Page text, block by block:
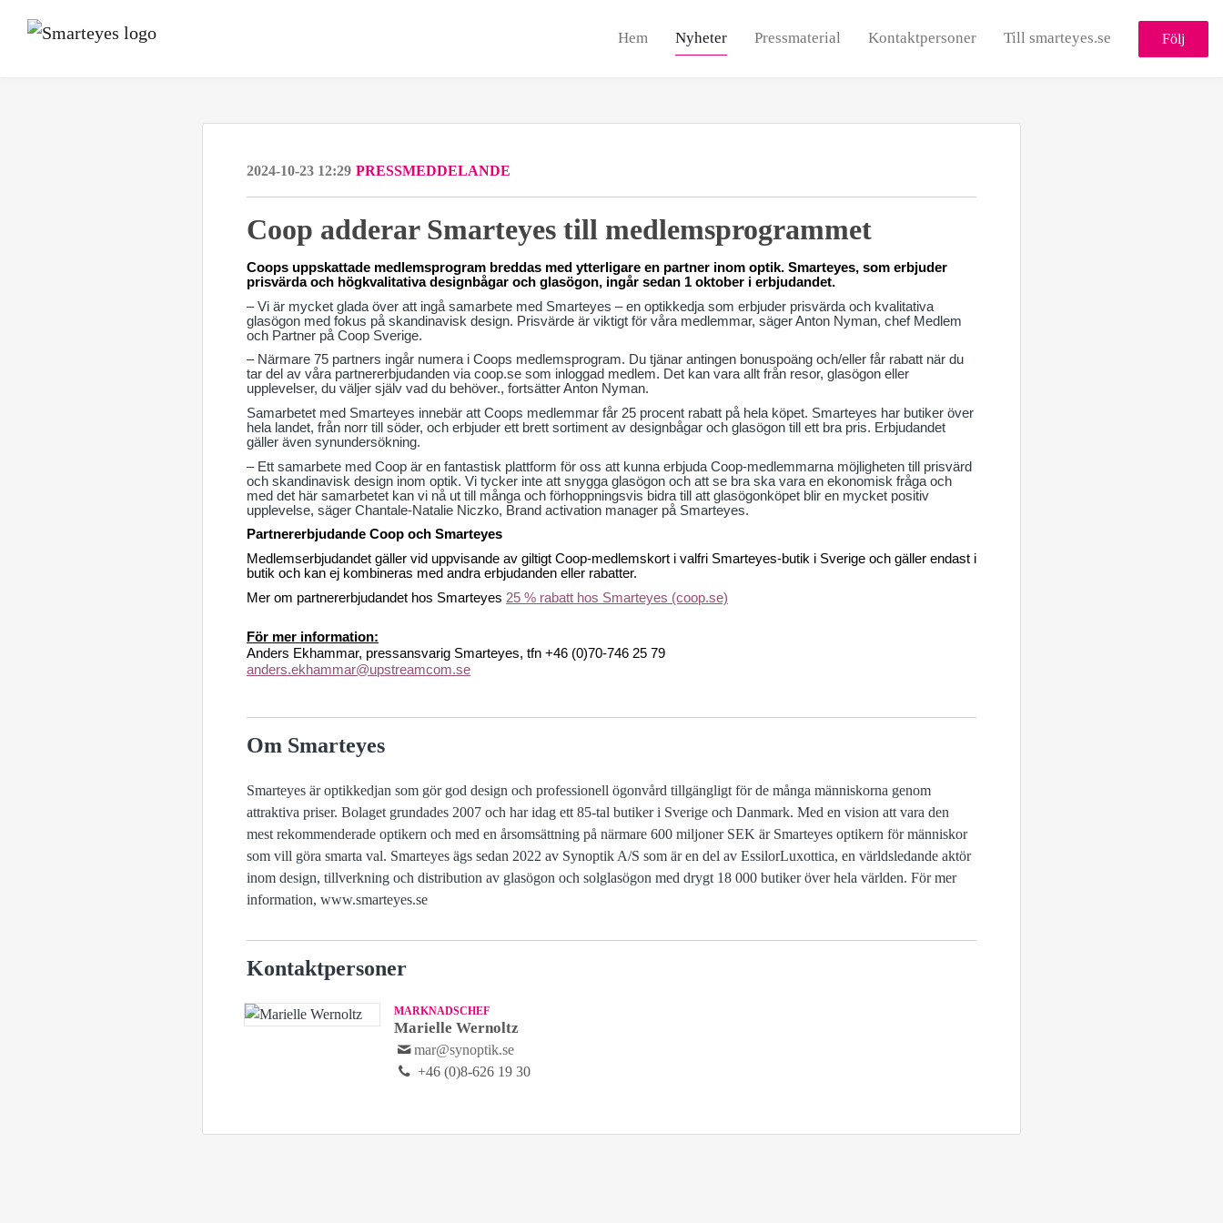
Hem Nyheter Pressmaterial Kontaktpersoner Till smarteyes.se Följ
2024-10-23 12:29 PRESSMEDDELANDE
Coop adderar Smarteyes till medlemsprogrammet
Coops uppskattade medlemsprogram breddas med ytterligare en partner inom optik. Smarteyes, som erbjuder
prisvärda och högkvalitativa designbågar och glasögon, ingår sedan 1 oktober i erbjudandet.
– Vi är mycket glada över att ingå samarbete med Smarteyes – en optikkedja som erbjuder prisvärda och kvalitativa
glasögon med fokus på skandinavisk design. Prisvärde är viktigt för våra medlemmar, säger Anton Nyman, chef Medlem
och Partner på Coop Sverige.
– Närmare 75 partners ingår numera i Coops medlemsprogram. Du tjänar antingen bonuspoäng och/eller får rabatt när du
tar del av våra partnererbjudanden via coop.se som inloggad medlem. Det kan vara allt från resor, glasögon eller
upplevelser, du väljer själv vad du behöver., fortsätter Anton Nyman.
Samarbetet med Smarteyes innebär att Coops medlemmar får 25 procent rabatt på hela köpet. Smarteyes har butiker över
hela landet, från norr till söder, och erbjuder ett brett sortiment av designbågar och glasögon till ett bra pris. Erbjudandet
gäller även synundersökning.
– Ett samarbete med Coop är en fantastisk plattform för oss att kunna erbjuda Coop-medlemmarna möjligheten till prisvärd
och skandinavisk design inom optik. Vi tycker inte att snygga glasögon och att se bra ska vara en ekonomisk fråga och
med det här samarbetet kan vi nå ut till många och förhoppningsvis bidra till att glasögonköpet blir en mycket positiv
upplevelse, säger Chantale-Natalie Niczko, Brand activation manager på Smarteyes.
Partnererbjudande Coop och Smarteyes
Medlemserbjudandet gäller vid uppvisande av giltigt Coop-medlemskort i valfri Smarteyes-butik i Sverige och gäller endast i
butik och kan ej kombineras med andra erbjudanden eller rabatter.
Mer om partnererbjudandet hos Smarteyes 25 % rabatt hos Smarteyes (coop.se)
För mer information:
Anders Ekhammar, pressansvarig Smarteyes, tfn +46 (0)70-746 25 79
anders.ekhammar@upstreamcom.se
Om Smarteyes
Smarteyes är optikkedjan som gör god design och professionell ögonvård tillgängligt för de många människorna genom
attraktiva priser. Bolaget grundades 2007 och har idag ett 85-tal butiker i Sverige och Danmark. Med en vision att vara den
mest rekommenderade optikern och med en årsomsättning på närmare 600 miljoner SEK är Smarteyes optikern för människor
som vill göra smarta val. Smarteyes ägs sedan 2022 av Synoptik A/S som är en del av EssilorLuxottica, en världsledande aktör
inom design, tillverkning och distribution av glasögon och solglasögon med drygt 18 000 butiker över hela världen. För mer
information, www.smarteyes.se
Kontaktpersoner
MARKNADSCHEF
Marielle Wernoltz
mar@synoptik.se
+46 (0)8-626 19 30